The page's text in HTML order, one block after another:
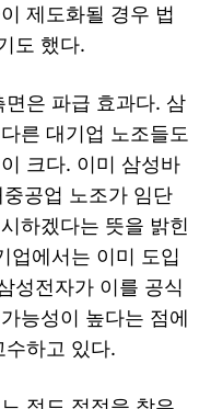
제도화될 경우 법
도 했다.
은 파급 효과다. 삼
른 대기업 노조들도
크다. 이미 삼성바
공업 노조가 임단
하겠다는 뜻을 밝힌
업에서는 이미 도입
성전자가 이를 공식
능성이 높다는 점에
하고 있다.